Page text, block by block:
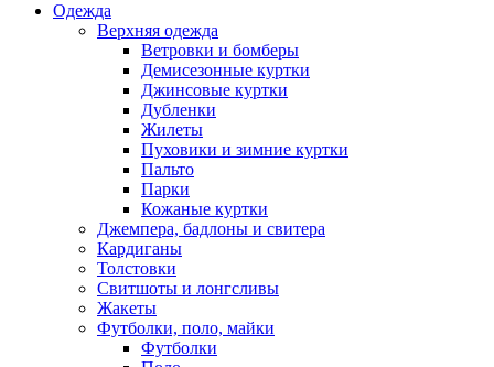
Одежда
Верхняя одежда
Ветровки и бомберы
Демисезонные куртки
Джинсовые куртки
Дубленки
Жилеты
Пуховики и зимние куртки
Пальто
Парки
Кожаные куртки
Джемпера, бадлоны и свитера
Кардиганы
Толстовки
Свитшоты и лонгсливы
Жакеты
Футболки, поло, майки
Футболки